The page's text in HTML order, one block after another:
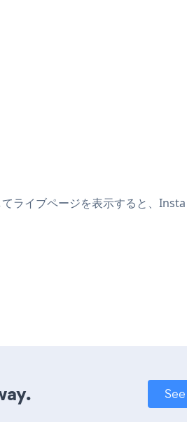
ライブページを表示すると、